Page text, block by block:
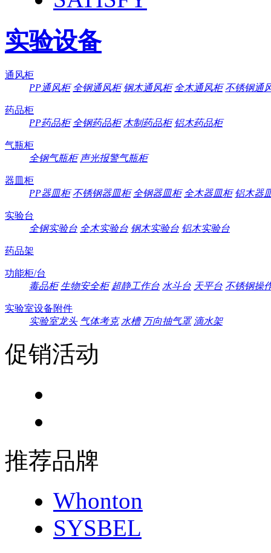
实验设备
通风柜
PP通风柜 全钢通风柜 钢木通风柜 全木通风柜 不锈钢通
药品柜
PP药品柜 全钢药品柜 木制药品柜 铝木药品柜
气瓶柜
全钢气瓶柜 声光报警气瓶柜
器皿柜
PP器皿柜 不锈钢器皿柜 全钢器皿柜 全木器皿柜 铝木器
实验台
全钢实验台 全木实验台 钢木实验台 铝木实验台
药品架
功能柜/台
毒品柜 生物安全柜 超静工作台 水斗台 天平台 不锈钢操
实验室设备附件
实验室龙头 气体考克 水槽 万向抽气罩 滴水架
促销活动
推荐品牌
Whonton
SYSBEL